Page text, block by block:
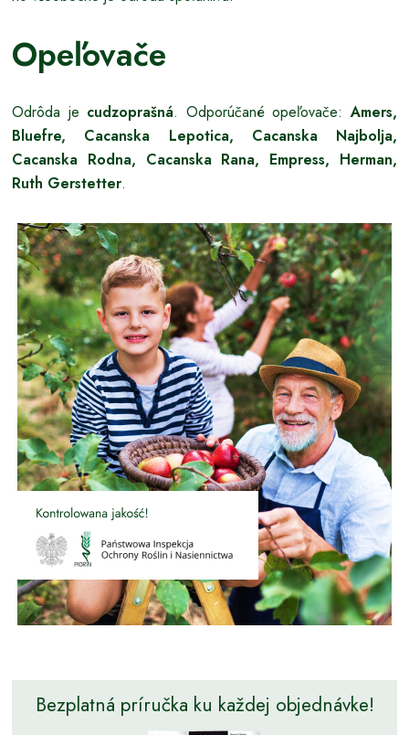
Opeľovače
Odrôda je cudzoprašná. Odporúčané opeľovače:Amers,
Bluefre, Cacanska Lepotica, Cacanska Najbolja,
Cacanska Rodna, Cacanska Rana, Empress, Herman,
Ruth Gerstetter.
Bezplatná príručka ku každej objednávke!